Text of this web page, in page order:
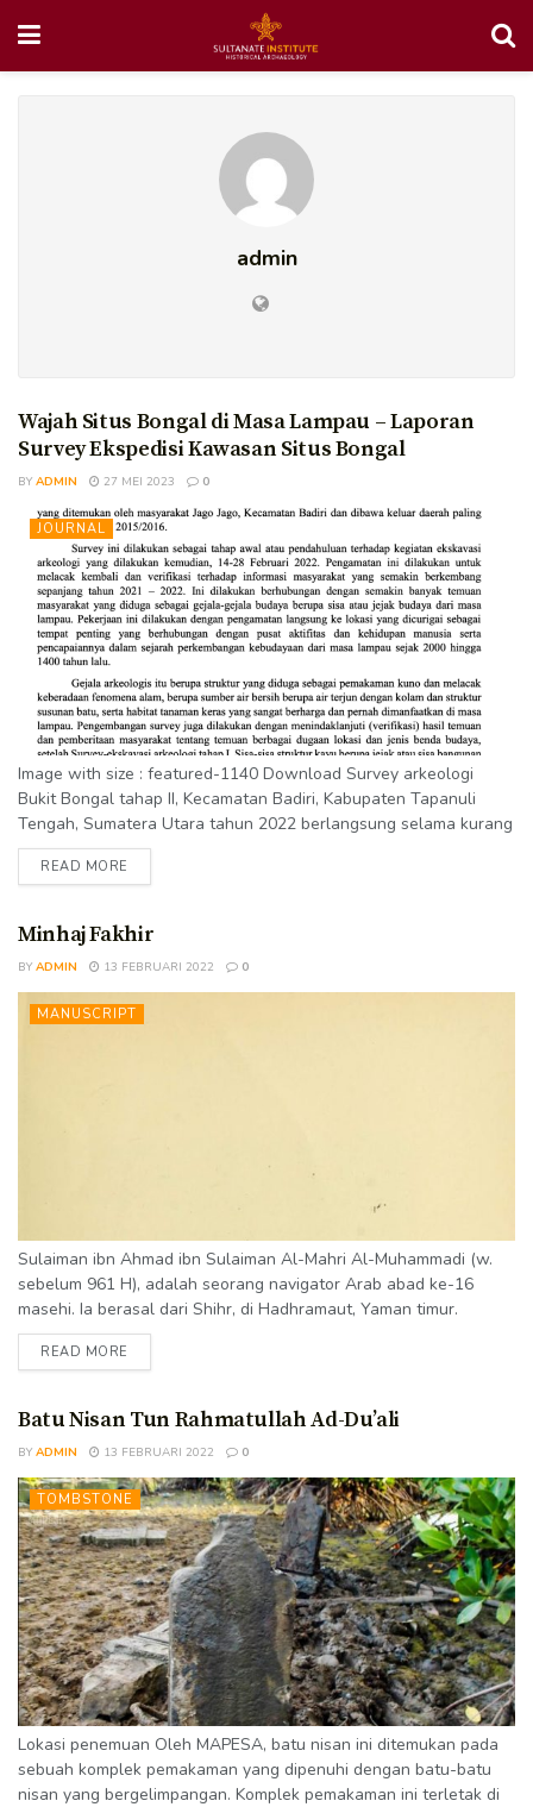
admin
Wajah Situs Bongal di Masa Lampau – Laporan
Survey Ekspedisi Kawasan Situs Bongal
BY ADMIN 27 MEI 2023 0
JOURNAL
Image with size : featured-1140 Download Survey arkeologi
Bukit Bongal tahap II, Kecamatan Badiri, Kabupaten Tapanuli
Tengah, Sumatera Utara tahun 2022 berlangsung selama kurang
lebih dua pekan terhitung mulai pada tanggal 27 Januari hingga
14 Feruari 2022. Pengamatan ini sebagai kelanjutan survey
2019 dan mengetahui banyaknya benda budaya yang ditemukan
oleh masyarakat Jago Jago, Kecamatan Badiri...
READ MORE
Minhaj Fakhir
BY ADMIN 13 FEBRUARI 2022 0
MANUSCRIPT
Sulaiman ibn Ahmad ibn Sulaiman Al-Mahri Al-Muhammadi (w.
sebelum 961 H), adalah seorang navigator Arab abad ke-16
masehi. Ia berasal dari Shihr, di Hadhramaut, Yaman timur.
Merupakan keturunan suku Arab Mahrah sehingga disebut Al-
Mahri. Sebagai seorang navigator, ia berlayar menjelajahi
Hindia beserta pulau-pulau Asia Tenggara. Karya-karyanya
merupakan penyempurnaan dari karya Ibn Majid, tetapi tidak ada
hubungan eksplisit...
READ MORE
Batu Nisan Tun Rahmatullah Ad-Du’ali
BY ADMIN 13 FEBRUARI 2022 0
TOMBSTONE
Lokasi penemuan Oleh MAPESA, batu nisan ini ditemukan pada
sebuah komplek pemakaman yang dipenuhi dengan batu-batu
nisan yang bergelimpangan. Komplek pemakaman ini terletak di